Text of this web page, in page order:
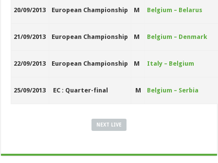
20/09/2013 European Championship M Belgium – Belarus
21/09/2013 European Championship M Belgium – Denmark
22/09/2013 European Championship M Italy – Belgium
25/09/2013 EC : Quarter-final M Belgium – Serbia
NEXT LIVE